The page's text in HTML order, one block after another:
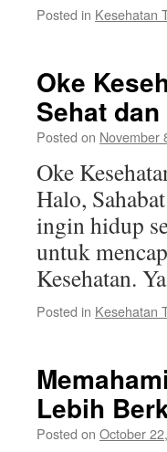
Posted in Kesehatan
Oke
Sehat
Posted on November
Oke
Halo,
ingin hidup
untuk
Kesehatan.
Posted in Kesehatan
Lebih
Posted on October